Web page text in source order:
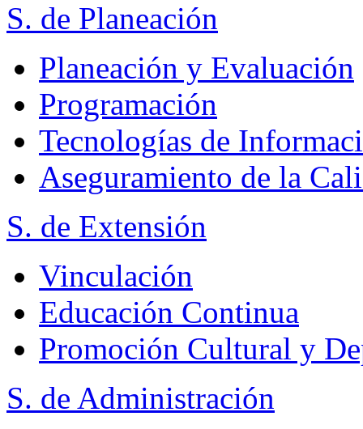
S. de Planeación
Planeación y Evaluación
Programación
Tecnologías de
Aseguramiento de la
S. de Extensión
Vinculación
Educación Continua
Promoción Cultural y
S. de Administración